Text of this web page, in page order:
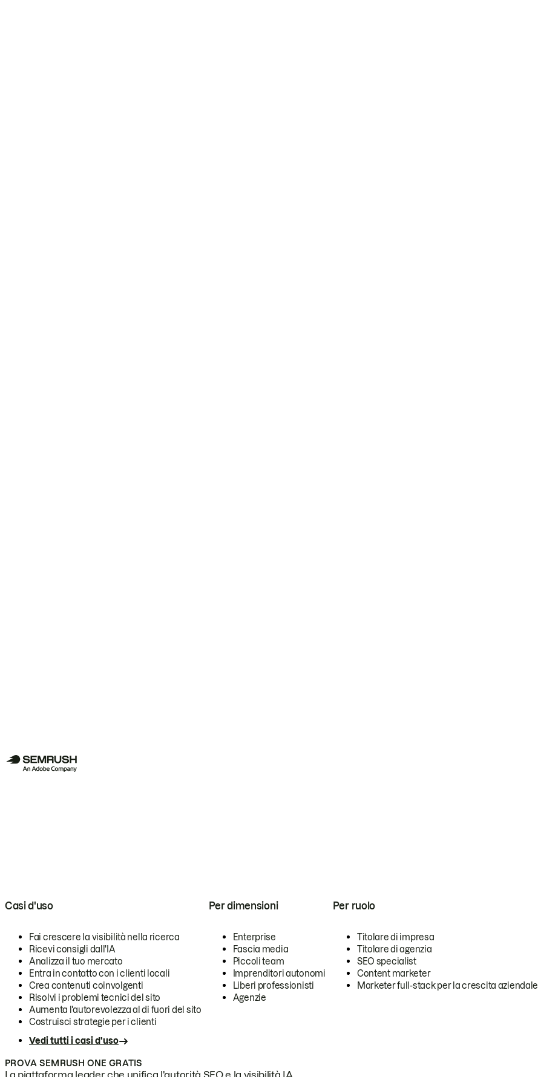
Casi d'uso
Fai crescere la visibilità nella ricerca
Ricevi consigli dall'IA
Analizza il tuo mercato
Entra in contatto con i clienti locali
Crea contenuti coinvolgenti
Risolvi i problemi tecnici del sito
Aumenta l'autorevolezza al di fuori del sito
Costruisci strategie per i clienti
Vedi tutti i casi d'uso
Per dimensioni
Enterprise
Fascia media
Piccoli team
Imprenditori autonomi
Liberi professionisti
Agenzie
Per ruolo
Titolare di impresa
Titolare di agenzia
SEO specialist
Content marketer
Marketer full-stack per la crescita aziendale
PROVA SEMRUSH ONE GRATIS
La piattaforma leader che unifica l'autorità SEO e la visibilità IA.